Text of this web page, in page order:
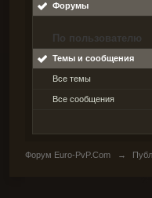
Форумы
По пользователю
Темы и сообщения
Все темы
Все сообщения
Форум Euro-PvP.Com →